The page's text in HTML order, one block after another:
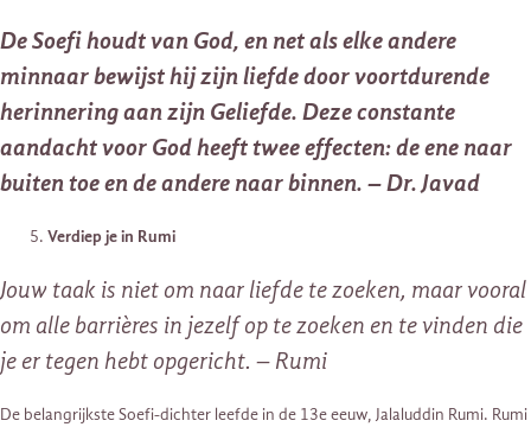
De Soefi houdt van God, en net als elke andere
minnaar bewijst hij zijn liefde door voortdurende
herinnering aan zijn Geliefde. Deze constante
aandacht voor God heeft twee effecten: de ene naar
buiten toe en de andere naar binnen. – Dr. Javad
Verdiep je in Rumi
Jouw taak is niet om naar liefde te zoeken, maar vooral
om alle barrières in jezelf op te zoeken en te vinden die
je er tegen hebt opgericht. – Rumi
De belangrijkste Soefi-dichter leefde in de 13e eeuw, Jalaluddin Rumi. Rumi